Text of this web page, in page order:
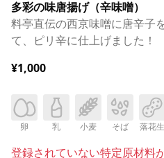
多彩の味唐揚げ（辛味噌）
料亭直伝の西京味噌に唐辛子
て、ピリ辛に仕上げました！
¥1,000
卵 乳 小麦 そば 落花生
登録されていない特定原材料